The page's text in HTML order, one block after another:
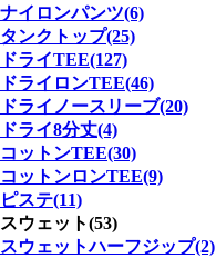
ナイロンパンツ(6)
タンクトップ(25)
ドライTEE(127)
ドライロンTEE(46)
ドライノースリーブ(20)
ドライ8分丈(4)
コットンTEE(30)
コットンロンTEE(9)
ピステ(11)
スウェット(53)
スウェットハーフジップ(2)